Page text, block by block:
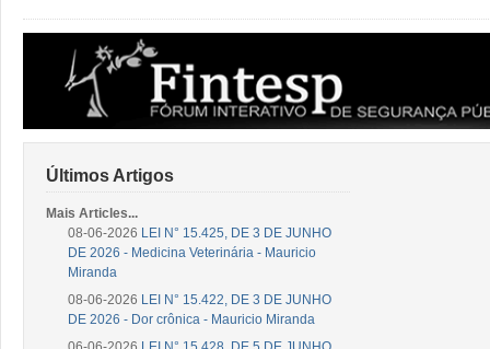
Últimos Artigos
Mais Articles...
08-06-2026 LEI N° 15.425, DE 3 DE JUNHO
DE 2026 - Medicina Veterinária - Mauricio
Miranda
08-06-2026 LEI N° 15.422, DE 3 DE JUNHO
DE 2026 - Dor crônica - Mauricio Miranda